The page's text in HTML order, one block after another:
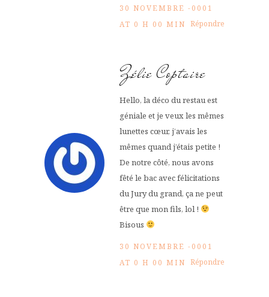
30 NOVEMBRE -0001
AT 0 H 00 MIN Répondre
Zélie Coptaire
Hello, la déco du restau est
géniale et je veux les mêmes
lunettes cœur, j’avais les
mêmes quand j’étais petite !
De notre côté, nous avons
fêté le bac avec félicitations
du Jury du grand, ça ne peut
être que mon fils, lol !
Bisous
30 NOVEMBRE -0001
AT 0 H 00 MIN Répondre